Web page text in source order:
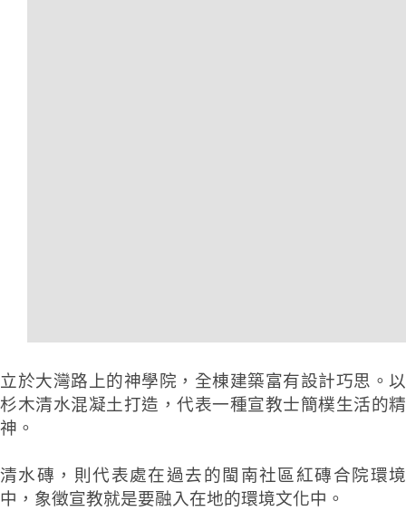
立於大灣路上的神學院，全棟建築富有設計巧思。以
杉木清水混凝土打造， 代表一種宣教士簡樸生活的精
神。
清水磚，則代表處在過去的閩南社區紅磚合院環境
中，象徵宣教就是要融入在地的環境文化中。